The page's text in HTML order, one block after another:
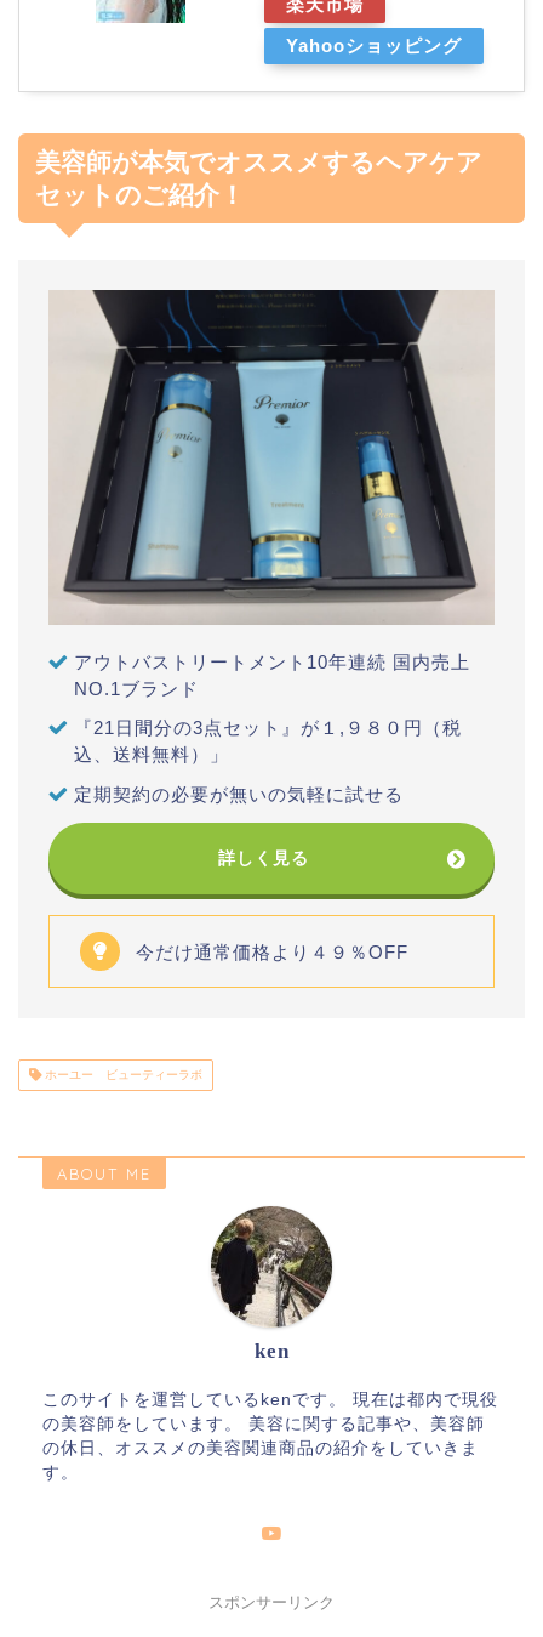
楽天市場
Yahooショッピング
美容師が本気でオススメするヘアケア
セットのご紹介！
アウトバストリートメント10年連続 国内売上
NO.1ブランド
『21日間分の3点セット』が１,９８０円（税
込、送料無料）」
定期契約の必要が無いの気軽に試せる
詳しく見る
今だけ通常価格より４９％OFF
ホーユー ビューティーラボ
ABOUT ME
ken
このサイトを運営しているkenです。 現在は都内で現役
の美容師をしています。 美容に関する記事や、美容師
の休日、オススメの美容関連商品の紹介をしていきま
す。
スポンサーリンク